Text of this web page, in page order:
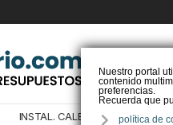
Nuestro portal
contenido
preferencias.
Recuerda que
política de
INSTAL. CALEFACCIÓN